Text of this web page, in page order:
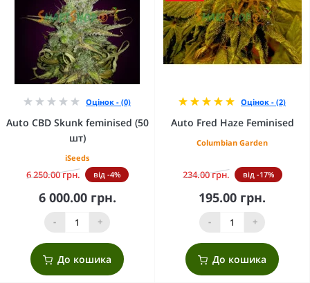
Оцінок - (0)
Auto CBD Skunk feminised (50
шт)
iSeeds
6 250.00 грн. від -4%
6 000.00 грн.
- +
До кошика
Оцінок - (2)
Auto Fred Haze Feminised
Columbian Garden
234.00 грн. від -17%
195.00 грн.
- +
До кошика